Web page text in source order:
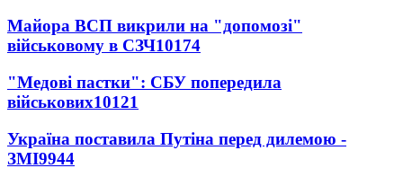
Майора ВСП викрили на "допомозі"
військовому в СЗЧ10174
"Медові пастки": СБУ попередила
військових10121
Україна поставила Путіна перед дилемою -
ЗМІ9944